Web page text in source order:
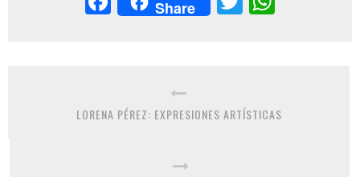
Share
LORENA PÉREZ: EXPRESIONES ARTÍSTICAS